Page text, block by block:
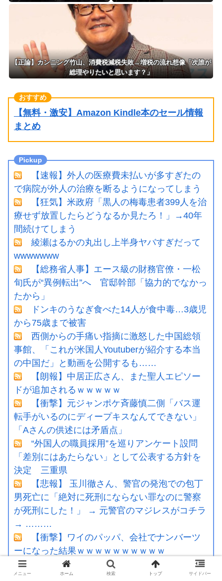
無料ｗｗｗｗｗｗ
名前も刻印ｗｗｗｗｗｗｗｗｗ
【正論】カンニング竹山、消費税減税失敗→増税の流れ想像「次誰が
総理やりたいと思います？」
【無料・激安】Amazon Kindle本のセール情報
まとめ
【速報】外人の医療費未払いが多すぎたの
で病院が外人の治療を断るようになってしまう
【狂気】米政府「黒人の梅毒患者399人を治
療せず放置したらどうなるか見たろ！」→40年
間続けてしまう
綾瀬はるかの丸出し上半身ヤバすぎだって
wwwwwww
【総務省人事】エース級の財務官僚・一松
旬氏が“異例転出”へ 官邸幹部「協力的でなかっ
たから」
ドンキのうなぎ食べた14人が食中毒…3歳児
から75歳まで被害
西側からの手痛い指摘に激怒した中国総領
事館、「これが米国人Youtuberが紹介する本当
の中国だ」と動画を公開するも……
【朗報】中居正広さん、また聖人エピソー
ドが追加されるｗｗｗｗｗ
【衝撃】元ジャンポケ斉藤慎二側「バス運
転手がいるのにディープキスなんてできない」
「Aさんの供述には矛盾点」
“外国人の職員採用”を巡りアンケート設問
「差別にはあたらない」として公表する方針を
決定 三重県
【悲報】 玉川徹さん、警官の発泡での包丁
男死亡に「絶対に死刑にならない罪なのに警察
が死刑にした！」 → 元警官のマジレスがコチラ
→ ………
【衝撃】ワイのパッパ、会社でナンバーツ
ーになった結果ｗｗｗｗｗｗｗｗｗｗ
【速報】 中露の武装軍艦4隻が日本一周『い
つでも国家沈没させられるぞ』
メニュー ホーム 検索 トップ サイドバー